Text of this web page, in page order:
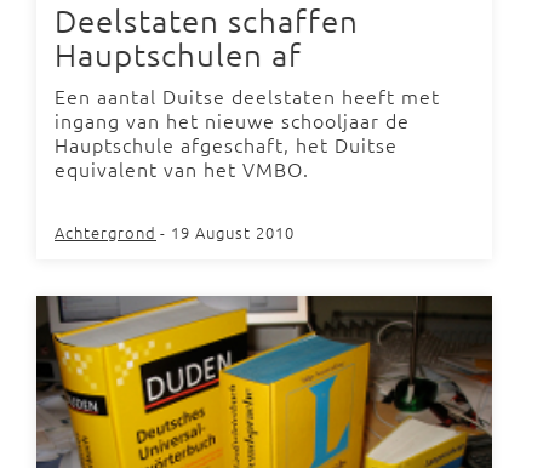
Deelstaten schaffen
Hauptschulen af
Een aantal Duitse deelstaten heeft met
ingang van het nieuwe schooljaar de
Hauptschule afgeschaft, het Duitse
equivalent van het VMBO.
Achtergrond - 19 August 2010